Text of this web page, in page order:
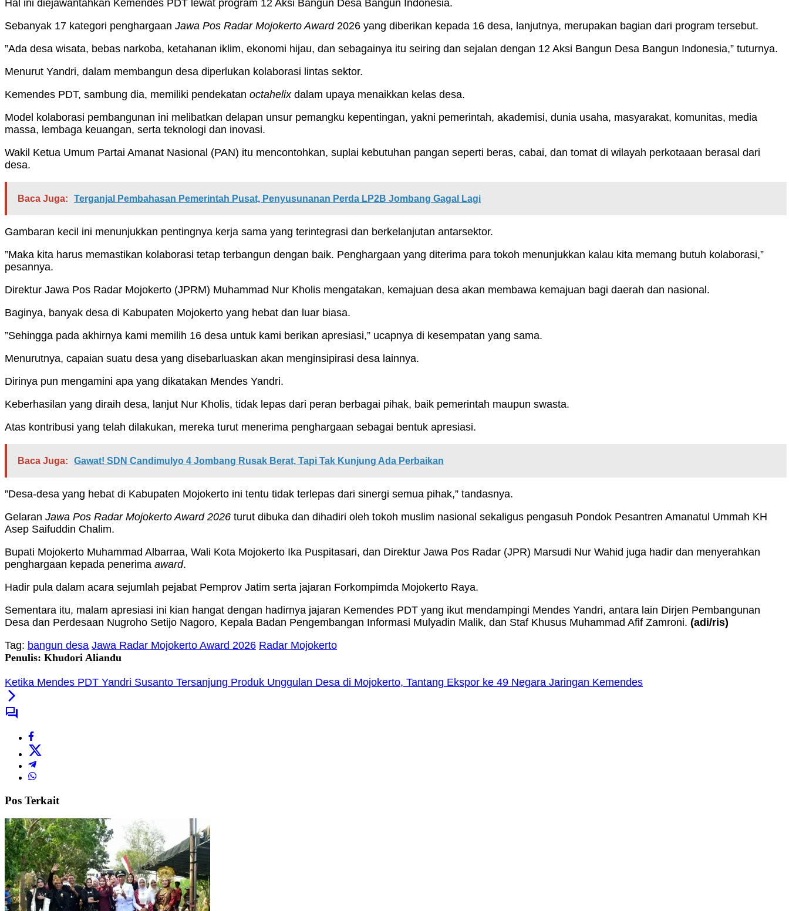
Hal ini diejawantahkan Kemendes PDT lewat program 12 Aksi Bangun Desa Bangun Indonesia.
Sebanyak 17 kategori penghargaan Jawa Pos Radar Mojokerto Award 2026 yang diberikan kepada 16 desa, lanjutnya, merupakan bagian dari program tersebut.
”Ada desa wisata, bebas narkoba, ketahanan iklim, ekonomi hijau, dan sebagainya itu seiring dan sejalan dengan 12 Aksi Bangun Desa Bangun Indonesia,” tuturnya.
Menurut Yandri, dalam membangun desa diperlukan kolaborasi lintas sektor.
Kemendes PDT, sambung dia, memiliki pendekatan octahelixdalam upaya menaikkan kelas desa.
Model kolaborasi pembangunan ini melibatkan delapan unsur pemangku kepentingan, yakni pemerintah, akademisi, dunia usaha, masyarakat, komunitas, media
massa, lembaga keuangan, serta teknologi dan inovasi.
Wakil Ketua Umum Partai Amanat Nasional (PAN) itu mencontohkan, suplai kebutuhan pangan seperti beras, cabai, dan tomat di wilayah perkotaaan berasal dari
desa.
Baca Juga: Terganjal Pembahasan Pemerintah Pusat, Penyusunanan Perda LP2B Jombang Gagal Lagi
Gambaran kecil ini menunjukkan pentingnya kerja sama yang terintegrasi dan berkelanjutan antarsektor.
”Maka kita harus memastikan kolaborasi tetap terbangun dengan baik. Penghargaan yang diterima para tokoh menunjukkan kalau kita memang butuh kolaborasi,”
pesannya.
Direktur Jawa Pos Radar Mojokerto (JPRM) Muhammad Nur Kholis mengatakan, kemajuan desa akan membawa kemajuan bagi daerah dan nasional.
Baginya, banyak desa di Kabupaten Mojokerto yang hebat dan luar biasa.
”Sehingga pada akhirnya kami memilih 16 desa untuk kami berikan apresiasi,” ucapnya di kesempatan yang sama.
Menurutnya, capaian suatu desa yang disebarluaskan akan menginsipirasi desa lainnya.
Dirinya pun mengamini apa yang dikatakan Mendes Yandri.
Keberhasilan yang diraih desa, lanjut Nur Kholis, tidak lepas dari peran berbagai pihak, baik pemerintah maupun swasta.
Atas kontribusi yang telah dilakukan, mereka turut menerima penghargaan sebagai bentuk apresiasi.
Baca Juga: Gawat! SDN Candimulyo 4 Jombang Rusak Berat, Tapi Tak Kunjung Ada Perbaikan
”Desa-desa yang hebat di Kabupaten Mojokerto ini tentu tidak terlepas dari sinergi semua pihak,” tandasnya.
Gelaran Jawa Pos Radar Mojokerto Award 2026 turut dibuka dan dihadiri oleh tokoh muslim nasional sekaligus pengasuh Pondok Pesantren Amanatul Ummah KH
Asep Saifuddin Chalim.
Bupati Mojokerto Muhammad Albarraa, Wali Kota Mojokerto Ika Puspitasari, dan Direktur Jawa Pos Radar (JPR) Marsudi Nur Wahid juga hadir dan menyerahkan
penghargaan kepada penerima award.
Hadir pula dalam acara sejumlah pejabat Pemprov Jatim serta jajaran Forkompimda Mojokerto Raya.
Sementara itu, malam apresiasi ini kian hangat dengan hadirnya jajaran Kemendes PDT yang ikut mendampingi Mendes Yandri, antara lain Dirjen Pembangunan
Desa dan Perdesaan Nugroho Setijo Nagoro, Kepala Badan Pengembangan Informasi Mulyadin Malik, dan Staf Khusus Muhammad Afif Zamroni. (adi/ris)
Tag: bangun desa Jawa Radar Mojokerto Award 2026 Radar Mojokerto
Penulis: Khudori Aliandu
Ketika Mendes PDT Yandri Susanto Tersanjung Produk Unggulan Desa di Mojokerto, Tantang Ekspor ke 49 Negara Jaringan Kemendes
Pos Terkait